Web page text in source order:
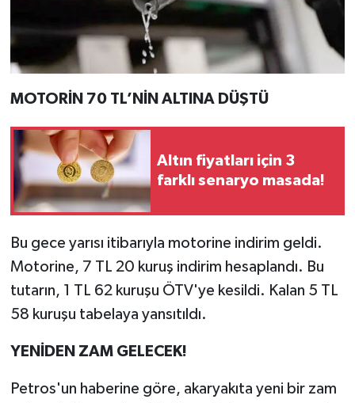
MOTORİN 70 TL’NİN ALTINA DÜŞTÜ
Altın fiyatları için 3
farklı senaryo masada!
Bu gece yarısı itibarıyla motorine indirim geldi.
Motorine, 7 TL 20 kuruş indirim hesaplandı. Bu
tutarın, 1 TL 62 kuruşu ÖTV'ye kesildi. Kalan 5 TL
58 kuruşu tabelaya yansıtıldı.
YENİDEN ZAM GELECEK!
Petros'un haberine göre, akaryakıta yeni bir zam